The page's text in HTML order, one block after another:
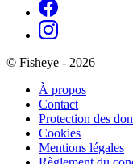
© Fisheye - 2026
À propos
Contact
Protection des
Cookies
Mentions légales